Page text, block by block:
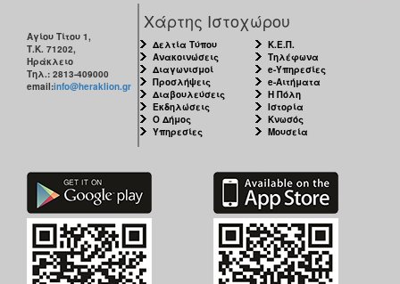
Αγίου Τίτου 1,
Τ.Κ. 71202,
Ηράκλειο
Τηλ.: 2813-409000
email:info@heraklion.gr
Χάρτης Ιστοχώρου
Δελτία Τύπου
Ανακοινώσεις
Διαγωνισμοί
Προσλήψεις
Διαβουλεύσεις
Εκδηλώσεις
Ο Δήμος
Υπηρεσίες
Κ.Ε.Π.
Τηλέφωνα
e-Υπηρεσίες
e-Αιτήματα
Η Πόλη
Ιστορία
Κνωσός
Μουσεία